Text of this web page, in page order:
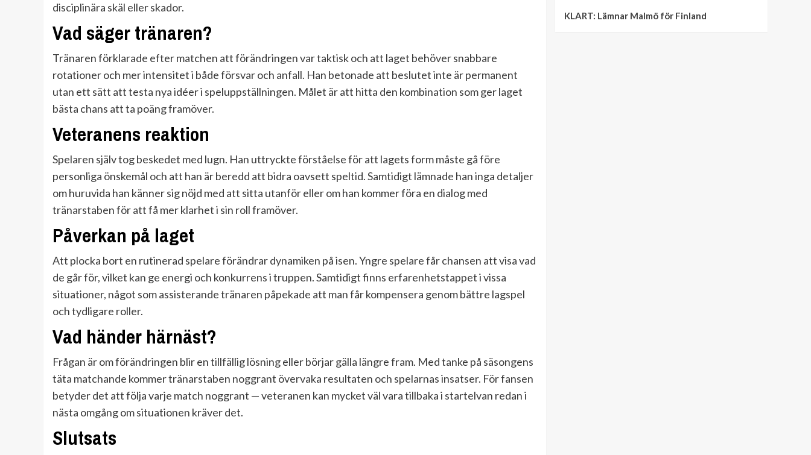
disciplinära skäl eller skador.
Vad säger tränaren?
Tränaren förklarade efter matchen att förändringen var taktisk och att laget behöver snabbare
rotationer och mer intensitet i både försvar och anfall. Han betonade att beslutet inte är permanent
utan ett sätt att testa nya idéer i speluppställningen. Målet är att hitta den kombination som ger laget
bästa chans att ta poäng framöver.
Veteranens reaktion
Spelaren själv tog beskedet med lugn. Han uttryckte förståelse för att lagets form måste gå före
personliga önskemål och att han är beredd att bidra oavsett speltid. Samtidigt lämnade han inga detaljer
om huruvida han känner sig nöjd med att sitta utanför eller om han kommer föra en dialog med
tränarstaben för att få mer klarhet i sin roll framöver.
Påverkan på laget
Att plocka bort en rutinerad spelare förändrar dynamiken på isen. Yngre spelare får chansen att visa vad
de går för, vilket kan ge energi och konkurrens i truppen. Samtidigt finns erfarenhetstappet i vissa
situationer, något som assisterande tränaren påpekade att man får kompensera genom bättre lagspel
och tydligare roller.
Vad händer härnäst?
Frågan är om förändringen blir en tillfällig lösning eller börjar gälla längre fram. Med tanke på säsongens
täta matchande kommer tränarstaben noggrant övervaka resultaten och spelarnas insatser. För fansen
betyder det att följa varje match noggrant — veteranen kan mycket väl vara tillbaka i startelvan redan i
nästa omgång om situationen kräver det.
Slutsats
KLART: Lämnar Malmö för Finland